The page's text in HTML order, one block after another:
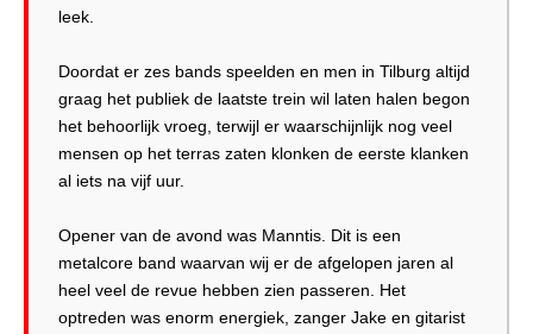
leek.
Doordat er zes bands speelden en men in Tilburg altijd
graag het publiek de laatste trein wil laten halen begon
het behoorlijk vroeg, terwijl er waarschijnlijk nog veel
mensen op het terras zaten klonken de eerste klanken
al iets na vijf uur.
Opener van de avond was Manntis. Dit is een
metalcore band waarvan wij er de afgelopen jaren al
heel veel de revue hebben zien passeren. Het
optreden was enorm energiek, zanger Jake en gitarist